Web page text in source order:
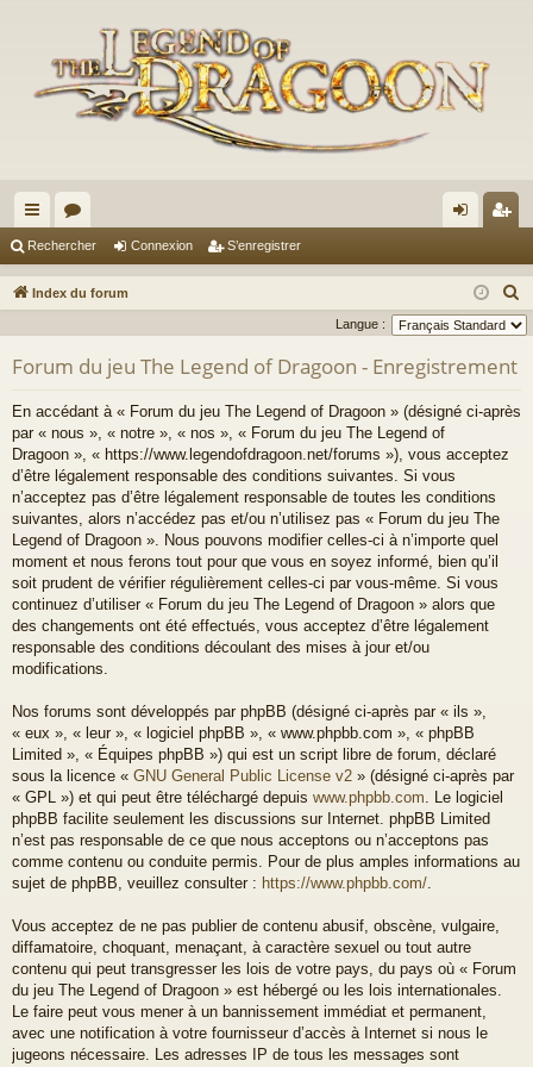
cc
ès
de
or
u ne
xi
nr
eg
re
Rechercher Connexion S’enregistrer
Index du forum
e
Langue :
Forum du jeu The Legend of Dragoon - Enregistrement
En accédant à « Forum du jeu The Legend of Dragoon » (désigné ci-après
par « nous », « notre », « nos », « Forum du jeu The Legend of
Dragoon », « https://www.legendofdragoon.net/forums »), vous acceptez
d’être légalement responsable des conditions suivantes. Si vous
n’acceptez pas d’être légalement responsable de toutes les conditions
suivantes, alors n’accédez pas et/ou n’utilisez pas « Forum du jeu The
Legend of Dragoon ». Nous pouvons modifier celles-ci à n’importe quel
moment et nous ferons tout pour que vous en soyez informé, bien qu’il
soit prudent de vérifier régulièrement celles-ci par vous-même. Si vous
continuez d’utiliser « Forum du jeu The Legend of Dragoon » alors que
des changements ont été effectués, vous acceptez d’être légalement
responsable des conditions découlant des mises à jour et/ou
modifications.
Nos forums sont développés par phpBB (désigné ci-après par « ils »,
« eux », « leur », « logiciel phpBB », « www.phpbb.com », « phpBB
Limited », « Équipes phpBB ») qui est un script libre de forum, déclaré
sous la licence « GNU General Public License v2 » (désigné ci-après par
« GPL ») et qui peut être téléchargé depuis www.phpbb.com . Le logiciel
phpBB facilite seulement les discussions sur Internet. phpBB Limited
n’est pas responsable de ce que nous acceptons ou n’acceptons pas
comme contenu ou conduite permis. Pour de plus amples informations au
sujet de phpBB, veuillez consulter : https://www.phpbb.com/
Vous acceptez de ne pas publier de contenu abusif, obscène, vulgaire,
diffamatoire, choquant, menaçant, à caractère sexuel ou tout autre
contenu qui peut transgresser les lois de votre pays, du pays où « Forum
du jeu The Legend of Dragoon » est hébergé ou les lois internationales.
Le faire peut vous mener à un bannissement immédiat et permanent,
avec une notification à votre fournisseur d’accès à Internet si nous le
jugeons nécessaire. Les adresses IP de tous les messages sont